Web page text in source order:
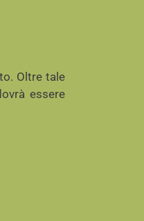
Oltre tale
essere